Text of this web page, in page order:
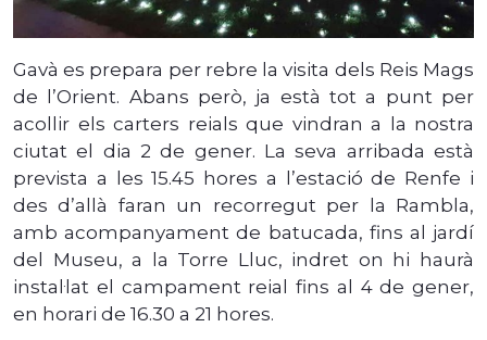
Gavà es prepara per rebre la visita dels Reis Mags
de l’Orient. Abans però, ja està tot a punt per
acollir els carters reials que vindran a la nostra
ciutat el dia 2 de gener. La seva arribada està
prevista a les 15.45 hores a l’estació de Renfe i
des d’allà faran un recorregut per la Rambla,
amb acompanyament de batucada, fins al jardí
del Museu, a la Torre Lluc, indret on hi haurà
instal·lat el campament reial fins al 4 de gener,
en horari de 16.30 a 21 hores.